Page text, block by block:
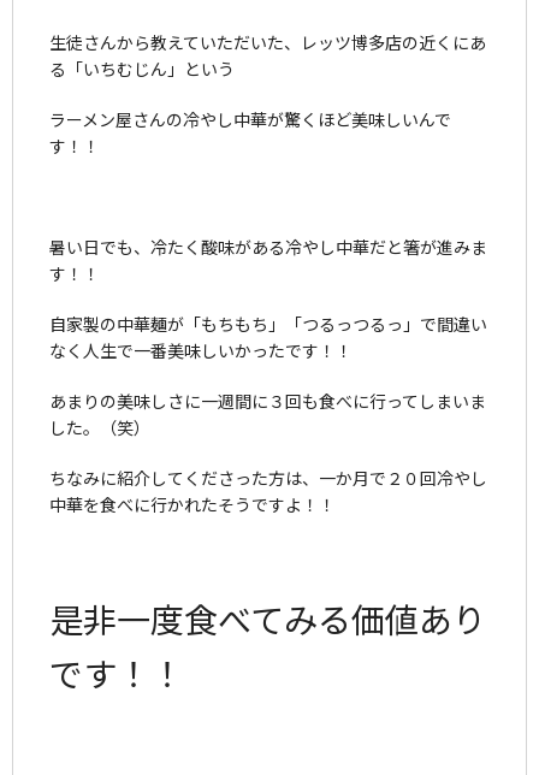
生徒さんから教えていただいた、レッツ博多店の近くにあ
る「いちむじん」という
ラーメン屋さんの冷やし中華が驚くほど美味しいんで
す！！
暑い日でも、冷たく酸味がある冷やし中華だと箸が進みま
す！！
自家製の中華麺が「もちもち」「つるっつるっ」で間違い
なく人生で一番美味しいかったです！！
あまりの美味しさに一週間に３回も食べに行ってしまいま
した。（笑）
ちなみに紹介してくださった方は、一か月で２０回冷やし
中華を食べに行かれたそうですよ！！
是非一度食べてみる価値あり
です！！